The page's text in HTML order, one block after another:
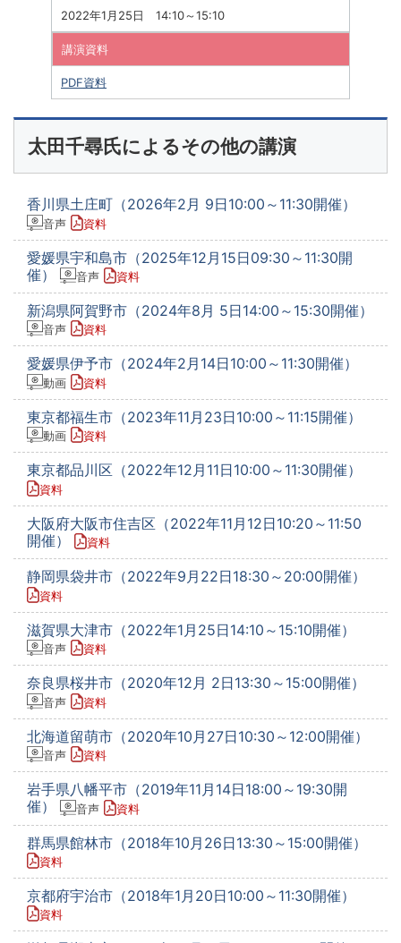
2022年1月25日 14:10～15:10
講演資料
PDF資料
太田千尋氏によるその他の講演
香川県土庄町（2026年2月 9日10:00～11:30開催）
音声 資料
愛媛県宇和島市（2025年12月15日09:30～11:30開
催）
音声 資料
新潟県阿賀野市（2024年8月 5日14:00～15:30開催）
音声 資料
愛媛県伊予市（2024年2月14日10:00～11:30開催）
動画 資料
東京都福生市（2023年11月23日10:00～11:15開催）
動画 資料
東京都品川区（2022年12月11日10:00～11:30開催）
資料
大阪府大阪市住吉区（2022年11月12日10:20～11:50
開催）
資料
静岡県袋井市（2022年9月22日18:30～20:00開催）
資料
滋賀県大津市（2022年1月25日14:10～15:10開催）
音声 資料
奈良県桜井市（2020年12月 2日13:30～15:00開催）
音声 資料
北海道留萌市（2020年10月27日10:30～12:00開催）
音声 資料
岩手県八幡平市（2019年11月14日18:00～19:30開
催）
音声 資料
群馬県館林市（2018年10月26日13:30～15:00開催）
資料
京都府宇治市（2018年1月20日10:00～11:30開催）
資料